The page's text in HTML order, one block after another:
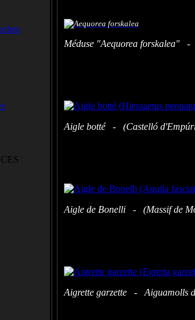
Méduse "Aequorea forskalea"
Aigle botté - (Castelló
Aigle de Bonelli - (Massif de
Aigrette garzette - Aiguamolls